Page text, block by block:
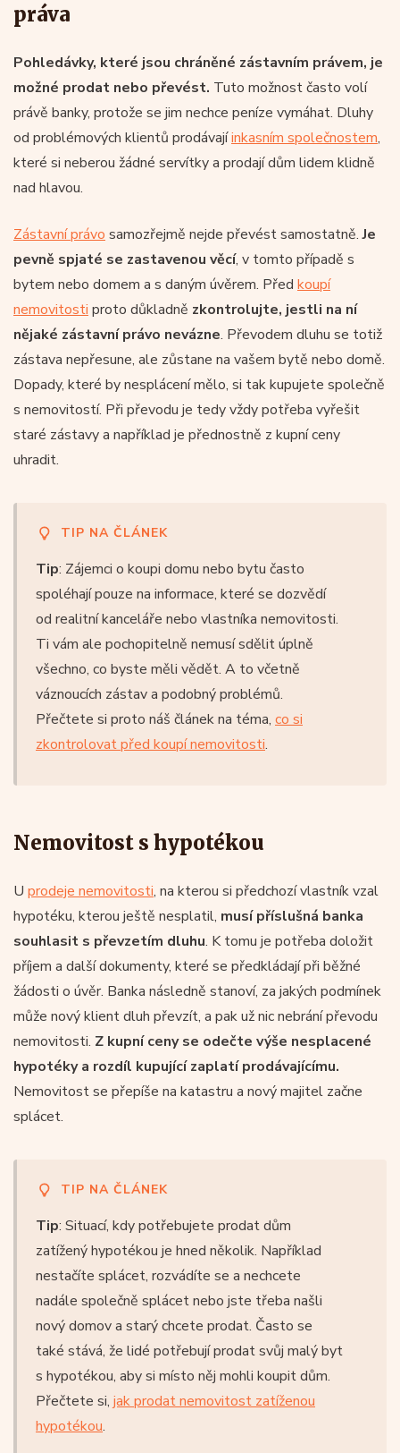
práva
Pohledávky, které jsou chráněné zástavním právem, je
možné prodat nebo převést. Tuto možnost často volí
právě banky, protože se jim nechce peníze vymáhat. Dluhy
od problémových klientů prodávajíinkasním společnostem,
které si neberou žádné servítky a prodají dům lidem klidně
nad hlavou.
Zástavní právo samozřejmě nejde převést samostatně.Je
pevně spjaté se zastavenou věcí, v tomto případě s
bytem nebo domem a s daným úvěrem. Před koupí
nemovitosti proto důkladně zkontrolujte, jestli na ní
nějaké zástavní právo nevázne. Převodem dluhu se totiž
zástava nepřesune, ale zůstane na vašem bytě nebo domě.
Dopady, které by nesplácení mělo, si tak kupujete společně
s nemovitostí. Při převodu je tedy vždy potřeba vyřešit
staré zástavy a například je přednostně z kupní ceny
uhradit.
TIP NA ČLÁNEK
Tip: Zájemci o koupi domu nebo bytu často
spoléhají pouze na informace, které se dozvědí
od realitní kanceláře nebo vlastníka nemovitosti.
Ti vám ale pochopitelně nemusí sdělit úplně
všechno, co byste měli vědět. A to včetně
váznoucích zástav a podobný problémů.
Přečtete si proto náš článek na téma, co si
zkontrolovat před koupí nemovitosti.
Nemovitost s hypotékou
U prodeje nemovitosti, na kterou si předchozí vlastník vzal
hypotéku, kterou ještě nesplatil, musí příslušná banka
souhlasit s převzetím dluhu. K tomu je potřeba doložit
příjem a další dokumenty, které se předkládají při běžné
žádosti o úvěr. Banka následně stanoví, za jakých podmínek
může nový klient dluh převzít, a pak už nic nebrání převodu
nemovitosti. Z kupní ceny se odečte výše nesplacené
hypotéky a rozdíl kupující zaplatí prodávajícímu.
Nemovitost se přepíše na katastru a nový majitel začne
splácet.
TIP NA ČLÁNEK
Tip: Situací, kdy potřebujete prodat dům
zatížený hypotékou je hned několik. Například
nestačíte splácet, rozvádíte se a nechcete
nadále společně splácet nebo jste třeba našli
nový domov a starý chcete prodat. Často se
také stává, že lidé potřebují prodat svůj malý byt
s hypotékou, aby si místo něj mohli koupit dům.
Přečtete si, jak prodat nemovitost zatíženou
hypotékou.